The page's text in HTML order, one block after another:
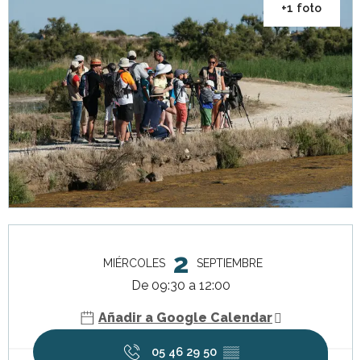
+1 foto
MIÉRCOLES 2 SEPTIEMBRE
De 09:30 a 12:00
Añadir a Google Calendar
05 46 29 50 ▒▒